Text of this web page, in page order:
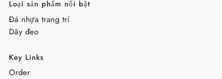
Loại sản phẩm nổi bật
Đá nhựa trang trí
Dây đeo
Key Links
Order